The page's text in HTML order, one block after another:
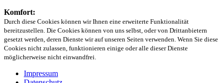
Komfort:
Durch diese Cookies können wir Ihnen eine erweiterte Funktionalität
bereitzustellen. Die Cookies können von uns selbst, oder von Drittanbietern
gesetzt werden, deren Dienste wir auf unseren Seiten verwenden. Wenn Sie diese
Cookies nicht zulassen, funktionieren einige oder alle dieser Dienste
möglicherweise nicht einwandfrei.
Impressum